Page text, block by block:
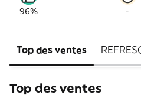
96% -
Top des ventes
Top des ventes